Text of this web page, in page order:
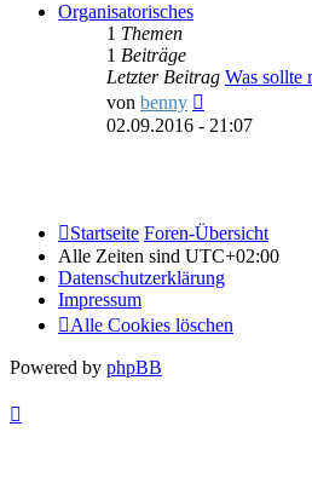
Organisatorisches
1 Themen
1 Beiträge
Letzter Beitrag Was
von benny
Beitrag
02.09.2016 - 21:07
Startseite Foren-Übersicht
Alle Zeiten sind UTC+02:00
Datenschutzerklärung
Impressum
Alle Cookies löschen
Powered by phpBB